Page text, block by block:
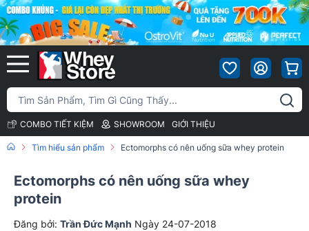
COMBO TIẾT KIỆM SHOWROOM GIỚI THIỆU
Tìm hiểu sản phẩm Ectomorphs có nên uống sữa whey protein
Ectomorphs có nên uống sữa whey
protein
Đăng bởi: Trần Đức Mạnh Ngày 24-07-2018